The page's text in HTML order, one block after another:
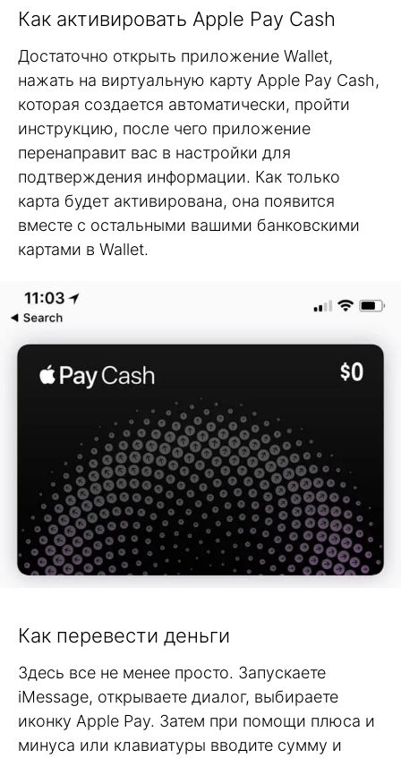
Как активировать Apple Pay Cash
Достаточно открыть приложение Wallet,
нажать на виртуальную карту Apple Pay Cash,
которая создается автоматически, пройти
инструкцию, после чего приложение
перенаправит вас в настройки для
подтверждения информации. Как только
карта будет активирована, она появится
вместе с остальными вашими банковскими
картами в Wallet.
Как перевести деньги
Здесь все не менее просто. Запускаете
iMessage, открываете диалог, выбираете
иконку Apple Pay. Затем при помощи плюса и
минуса или клавиатуры вводите сумму и